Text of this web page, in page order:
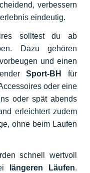
verbessern
eindeutig.
solltest du ab
Dazu gehören
und einen
Sport-BH
für
oder eine
oder spät abends
erleichtert zudem
ohne beim Laufen
schnell wertvoll
längeren Läufen.